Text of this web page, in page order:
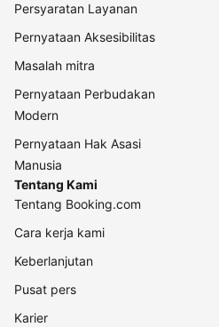
Persyaratan Layanan
Pernyataan Aksesibilitas
Masalah mitra
Pernyataan Perbudakan
Modern
Pernyataan Hak Asasi
Manusia
Tentang Kami
Tentang Booking.com
Cara kerja kami
Keberlanjutan
Pusat pers
Karier